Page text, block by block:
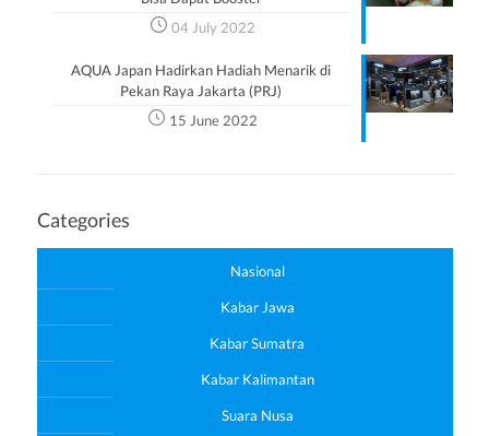
04 July 2022
AQUA Japan Hadirkan Hadiah Menarik di
Pekan Raya Jakarta (PRJ)
15 June 2022
Categories
Nasional
Kabar Jawa
Kabar Sumatra
Kabar Kalimantan
Suara Nusa